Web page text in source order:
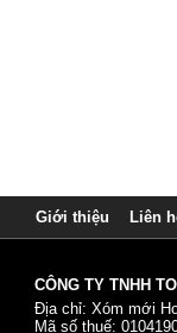
Giới thiệu Liên
CÔNG TY TNHH
Địa chỉ: Xóm mới
Mã số thuế: